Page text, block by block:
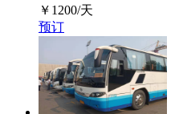
￥ 1200/天
预订